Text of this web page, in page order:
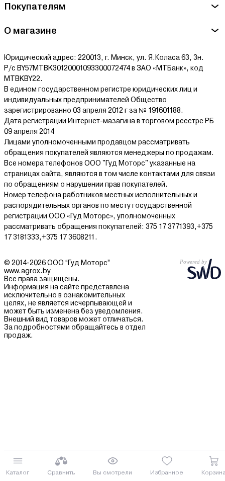
Каталог Сравнить Вы смотрели Избранное
Покупателям
О магазине
Юридический адрес: 220013, г. Минск, ул. Я.Коласа 63, 3н.
Р/с BY57MTBK30120001093300072474 в ЗАО «МТБанк», код
MTBKBY22.
В едином государственном регистре юридических лиц и
индивидуальных предпринимателей Общество
зарегистрированно 03 апреля 2012 г за № 191601188.
Дата регистрации Интернет-мазагина в торговом реестре РБ
09 апреля 2014
Лицами уполномоченными продавцом рассматривать
обращения покупателей являются менеджеры по продажам.
Все номера телефонов ООО "Гуд Моторс" указанные на
страницах сайта, являются в том числе контактами для связи
по обращениям о нарушении прав покупателей.
Номер телефона работников местных исполнительных и
распорядительных органов по месту государственной
регистрации ООО «Гуд Моторс», уполномоченных
рассматривать обращения покупателей: 375 17 3771393,+375
17 3181333,+375 17 3608211.
© 2014-2026 ООО “Гуд Моторс”
www.agrox.by
Все права защищены.
Информация на сайте представлена
исключительно в ознакомительных
целях, не является исчерпывающей и
может быть изменена без уведомления.
Внешний вид товаров может отличаться.
За подробностями обращайтесь в отдел
продаж.